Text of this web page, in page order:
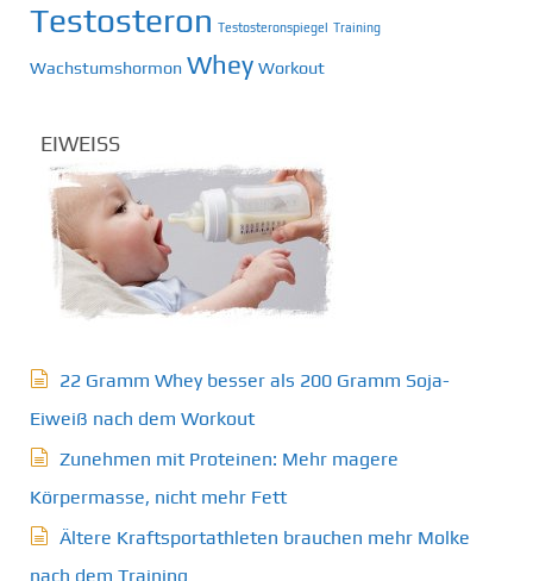
Testosteron Testosteronspiegel Training
Wachstumshormon Whey Workout
EIWEISS
22 Gramm Whey besser als 200 Gramm Soja-
Eiweiß nach dem Workout
Zunehmen mit Proteinen: Mehr magere
Körpermasse, nicht mehr Fett
Ältere Kraftsportathleten brauchen mehr Molke
nach dem Training